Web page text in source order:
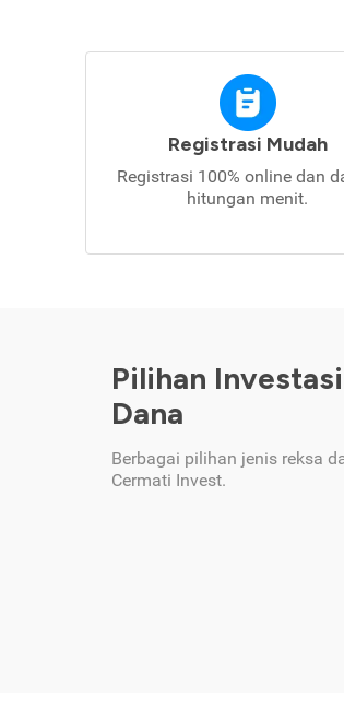
Registrasi Mudah
Registrasi 100% online dan
hitungan menit.
Pilihan
Dana
Berbagai pilihan jenis reksa
Cermati Invest.